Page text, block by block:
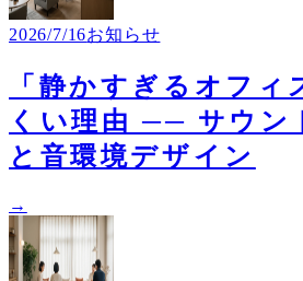
2026/7/16お知らせ
「静かすぎるオフィ
くい理由 ── サウン
と音環境デザイン
→